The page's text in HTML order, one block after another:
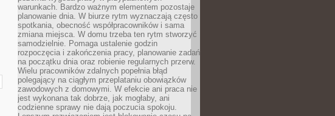
warunkach. Bardzo ważnym elementem pozostaje
planowanie dnia. W biurze rytm wyznaczają często
spotkania, obecność współpracowników i sama
zmiana miejsca. W domu trzeba ten rytm stworzyć
samodzielnie. Pomaga ustalenie godzin
rozpoczęcia i zakończenia pracy, planowanie zadań
na początku dnia oraz robienie regularnych przerw.
Wielu pracowników zdalnych popełnia błąd
polegający na ciągłym przeplataniu obowiązków
zawodowych z domowymi. W efekcie ani praca nie
jest wykonana tak dobrze, jak mogłaby, ani
codzienne sprawy nie dają poczucia spokoju.